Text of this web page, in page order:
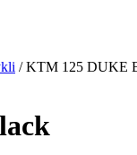
/ KTM 125 DUKE